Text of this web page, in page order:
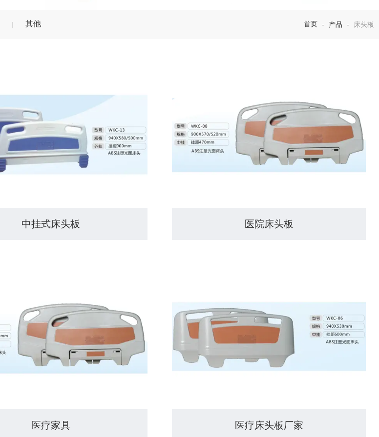
| 其他 首页 - 产品 - 床头板
中挂式床头板 医院床头板
医疗家具 医疗床头板厂家